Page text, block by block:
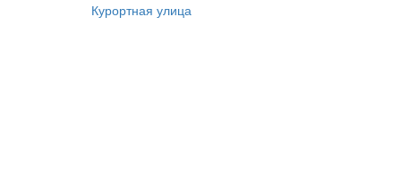
Курортная улица